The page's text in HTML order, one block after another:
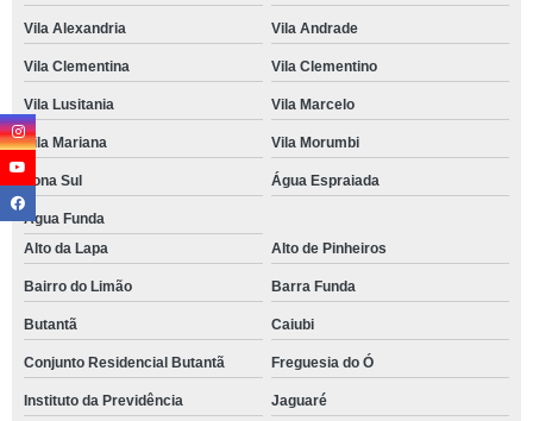
Vila Alexandria Vila Andrade
Vila Clementina Vila Clementino
Vila Lusitania Vila Marcelo
Vila Mariana Vila Morumbi
Zona Sul Água Espraiada
Água Funda
Alto da Lapa
Alto de Pinheiros
Bairro do Limão Barra Funda
Butantã Caiubi
Conjunto Residencial Butantã Freguesia do Ó
Instituto da Previdência Jaguaré